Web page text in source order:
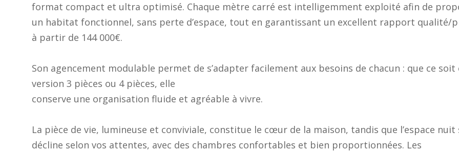
format compact et ultra optimisé. Chaque mètre carré est intelligemment exploité afin de
un habitat fonctionnel, sans perte d’espace, tout en garantissant un excellent rapport qualité/
à partir de 144 000€.
Son agencement modulable permet de s’adapter facilement aux besoins de chacun : que ce soit
version 3 pièces ou 4 pièces, elle
conserve une organisation fluide et agréable à vivre.
La pièce de vie, lumineuse et conviviale, constitue le cœur de la maison, tandis que l’espace nuit
décline selon vos attentes, avec des chambres confortables et bien proportionnées. Les